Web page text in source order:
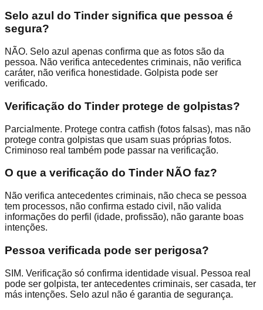
Selo azul do Tinder significa que pessoa é
segura?
NÃO. Selo azul apenas confirma que as fotos são da
pessoa. Não verifica antecedentes criminais, não verifica
caráter, não verifica honestidade. Golpista pode ser
verificado.
Verificação do Tinder protege de golpistas?
Parcialmente. Protege contra catfish (fotos falsas), mas não
protege contra golpistas que usam suas próprias fotos.
Criminoso real também pode passar na verificação.
O que a verificação do Tinder NÃO faz?
Não verifica antecedentes criminais, não checa se pessoa
tem processos, não confirma estado civil, não valida
informações do perfil (idade, profissão), não garante boas
intenções.
Pessoa verificada pode ser perigosa?
SIM. Verificação só confirma identidade visual. Pessoa real
pode ser golpista, ter antecedentes criminais, ser casada, ter
más intenções. Selo azul não é garantia de segurança.